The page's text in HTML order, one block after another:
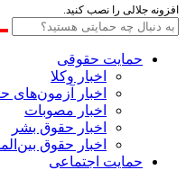
افزونه جلالی را نصب کنید.
حمایت حقوقی
اخبار وکلا
اخبار آزمون‌های
اخبار مصوبات
اخبار حقوق بشر
اخبار حقوق
حمایت اجتماعی